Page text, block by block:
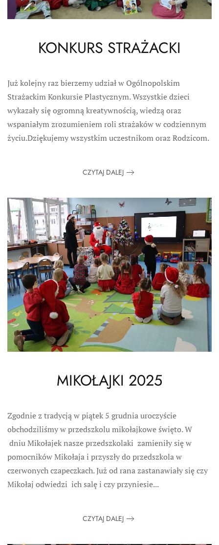
KONKURS STRAŻACKI
Już kolejny raz bierzemy udział w Ogólnopolskim
Strażackim Konkursie Plastycznym. Wszystkie dzieci
wykazały się ogromną kreatywnością, wiedzą oraz
wspaniałym zrozumieniem roli strażaków w codziennym
życiu.Dziękujemy wszystkim uczestnikom oraz Rodzicom.
CZYTAJ DALEJ
MIKOŁAJKI 2025
Zgodnie z tradycją w piątek 5 grudnia uroczyście
obchodziliśmy w przedszkolu mikołajkowe święto. W
dniu Mikołajek nasze przedszkolaki zamieniły się w
pomocników Mikołaja i przyszły do przedszkola w
czerwonych czapeczkach. Już od rana zastanawiały się czy
Mikołaj odwiedzi ich salę i czy przyniesie...
CZYTAJ DALEJ